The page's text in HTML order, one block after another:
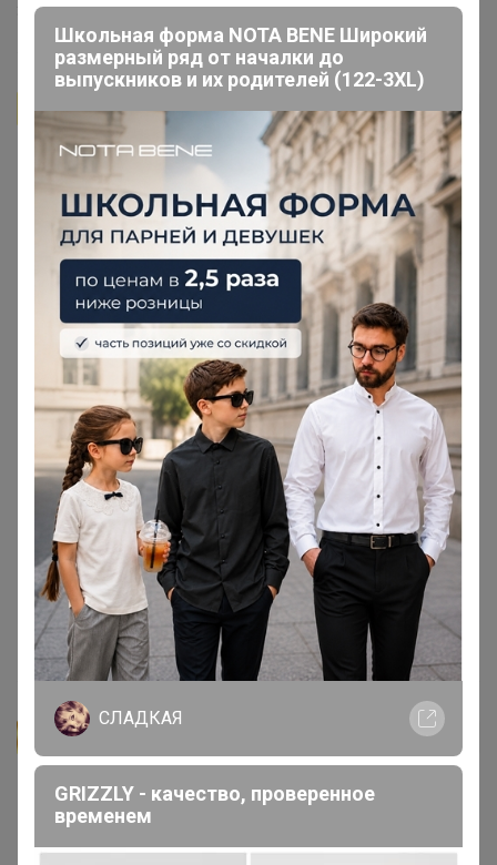
30 декабря, 2023 14:10
Бонифаций Автор уже получил заказ!
, Здравсвуйте! Спасибо за отзыв, сантос
17/18 шоколаднее за счет более темной обжарки.
Если вам понравился Сантос 19, то попробуйте еще
‌Бразилия Можиана -24-
ok.ru/purchase/603512/lot/264389543
Бразилия Ипанема Дульче24-
ok.ru/purchase/603512/lot/264389552
‌И пока нет, но когда появится - Куба Туркино, он будет
самый крепкий из всех
‌Все это средняя обжарка, а эти 4 сорта нежные
фруктово-ореховые и шоколадные ноты, и без
кислинки! Сантос 19 полюбился практически всем, кто
его попробовал )
‌Гала:4кА, Спасибо
1 декабря, 2023 12:16
Гала:4кА Автор уже получил заказ!
Отличный кофе и спасибо огромное за презент, очень
приятно!
7 ноября, 2023 15:55
Школьная форма NOTA BENE Широкий
размерный ряд от началки до
выпускников и их родителей (122-3XL)
СЛАДКАЯ
GRIZZLY - качество, проверенное
временем